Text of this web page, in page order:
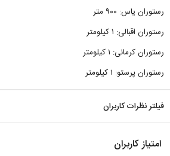
رستوران یاس: ۹۰۰ متر
رستوران اقبالی: ۱ کیلومتر
رستوران کرمانی: ۱ کیلومتر
رستوران پرستو: ۱ کیلومتر
فیلتر نظرات کاربران
امتیاز کاربران